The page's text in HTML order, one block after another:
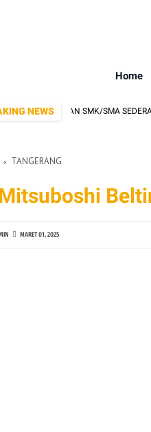
Home
NEWS
LULUSAN SMK/SMA SEDERAJAT
TANGERANG
MARET 01, 2025